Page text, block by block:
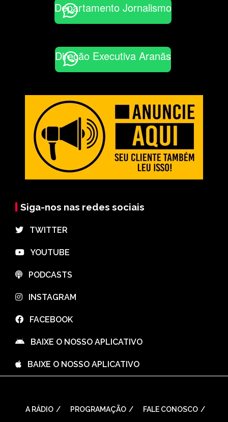
Departamento Jornalismo
Direção Executiva Aranãs
Siga-nos nas redes sociais
⠀TWITTER
⠀YOUTUBE
⠀PODCASTS
⠀INSTAGRAM
⠀FACEBOOK
⠀BAIXE O NOSSO APLICATIVO
⠀BAIXE O NOSSO APLICATIVO
A RÁDIO PROGRAMAÇÃO FALE CONOSCO